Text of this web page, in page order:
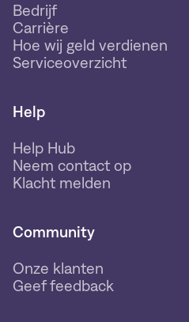
Bedrijf
Carrière
Hoe wij geld verdienen
Serviceoverzicht
Help
Help Hub
Neem contact op
Klacht melden
Community
Onze klanten
Geef feedback